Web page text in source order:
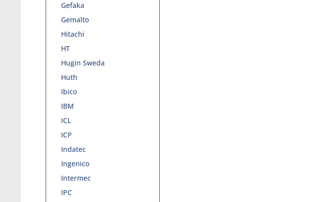
Gefaka
Gemalto
Hitachi
HT
Hugin Sweda
Huth
Ibico
IBM
ICL
ICP
Indatec
Ingenico
Intermec
IPC